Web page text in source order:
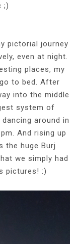
;)
pictorial journey
even at night.
places, my
to bed. After
into the middle
system of
around in
And rising up
the huge Burj
we simply had
pictures! :)